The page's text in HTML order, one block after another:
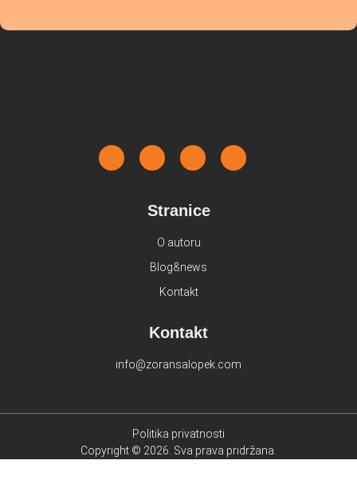
Stranice
O autoru
Blog&news
Kontakt
Kontakt
info@zoransalopek.com
Copyright © 2026. Sva prava pridržana.
Politika privatnosti